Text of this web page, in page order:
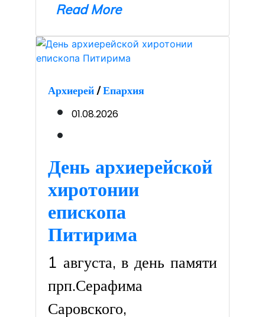
Read More
Архиерей/Епархия
01.08.2026
День архиерейской
хиротонии
епископа
Питирима
1 августа, в день памяти
прп.Серафима
Саровского,